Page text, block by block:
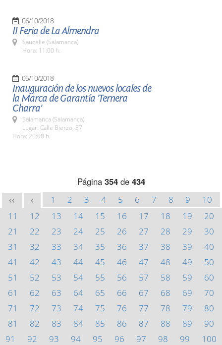
06/10/2018
II Feria de La Almendra
Saucelle (Salamanca)
Hora: 11:00 h.
05/10/2018
Inauguración de los nuevos locales de
la Marca de Garantía 'Ternera
Charra'
Salamanca (Salamanca)
Lugar: Calle Bierzo, 37
Hora: 20:00 h.
Página 354de 434
<< < 1 2 3 4 5 6 7 8 9
10
11
12 13 14 15 16 17 18 19
20
21
22 23 24 25 26 27 28 29
30
31
32 33 34 35 36 37 38 39
40
41
42 43 44 45 46 47 48 49
50
51
52 53 54 55 56 57 58 59
60
61
62 63 64 65 66 67 68 69
70
71
72 73 74 75 76 77 78 79
80
81
82 83 84 85 86 87 88 89
90
91
92 93 94 95 96 97 98 99
100